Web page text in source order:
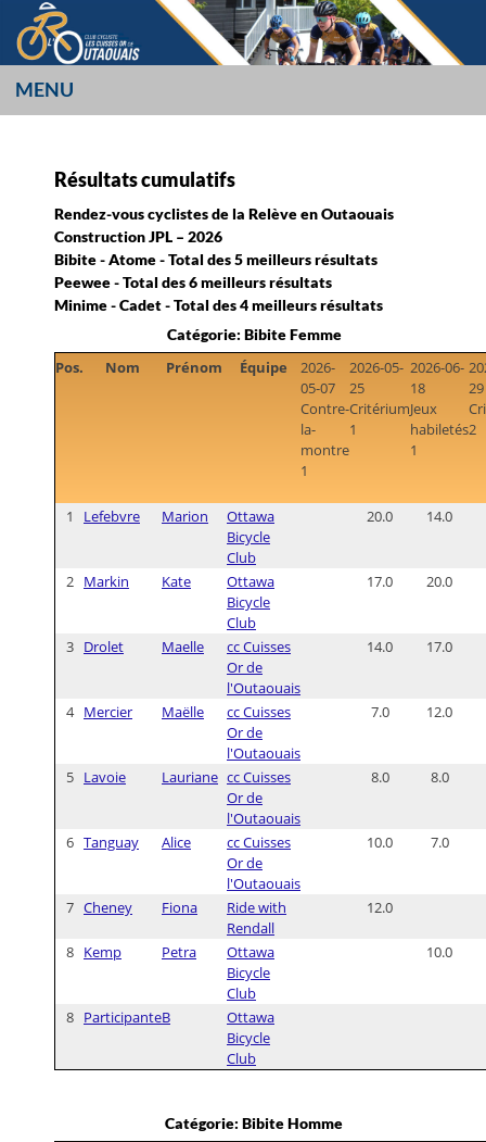
Aller
au
contenu
L’OUTAOUAIS
MENU
Résultats cumulatifs
Rendez-vous cyclistes de la Relève en Outaouais
Construction JPL – 2026
Bibite - Atome - Total des 5 meilleurs résultats
Peewee - Total des 6 meilleurs résultats
Minime - Cadet - Total des 4 meilleurs résultats
Catégorie: Bibite Femme
Pos. Nom Prénom Équipe
2026-
05-07
Contre-
la-
montre
1
2026-05-
25
Critérium
1
2026-06-
18
Jeux
habiletés
1
29
2
1 Lefebvre Marion
Ottawa
Bicycle
Club
20.0 14.0
2 Markin Kate
Ottawa
Bicycle
Club
17.0 20.0
3 Drolet Maelle
cc Cuisses
Or de
l'Outaouais
14.0 17.0
4 Mercier Maëlle
cc Cuisses
Or de
l'Outaouais
7.0 12.0
5 Lavoie Lauriane cc Cuisses
Or de
l'Outaouais
8.0 8.0
6 Tanguay Alice
cc Cuisses
Or de
l'Outaouais
10.0 7.0
7 Cheney Fiona
Ride with
Rendall
12.0
8 Kemp Petra
Ottawa
Bicycle
Club
10.0
8 ParticipanteB
Ottawa
Bicycle
Club
Catégorie: Bibite Homme